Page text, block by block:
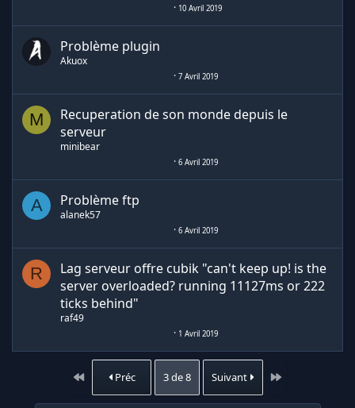
10 Avril 2019
Problème plugin
Akuox
7 Avril 2019
M
Recuperation de son monde depuis le
serveur
minibear
6 Avril 2019
A Problème ftp
alanek57
6 Avril 2019
R
Lag serveur offre cubik "can't keep up! is the
server overloaded? running 11127ms or 222
ticks behind"
raf49
1 Avril 2019
PremierPréc 3 de 8 Suivant Dernier